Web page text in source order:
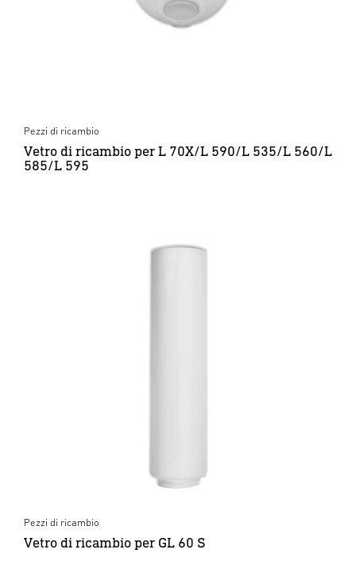
Pezzi di ricambio
Vetro di ricambio per L 70X/L 590/L 535/L 560/L
585/L 595
Pezzi di ricambio
Vetro di ricambio per GL 60 S